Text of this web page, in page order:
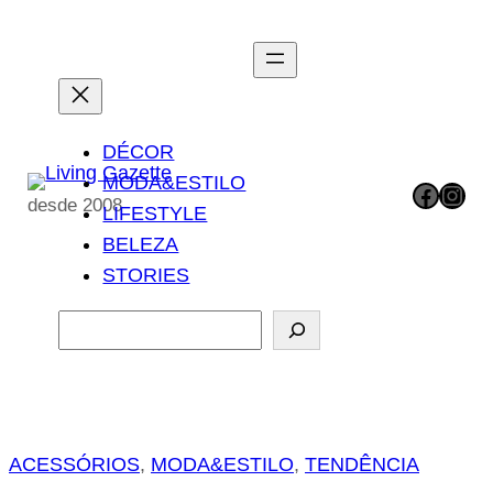
conteúdo
desde 2008
DÉCOR
MODA&ESTILO
LIFESTYLE
BELEZA
STORIES
e
Facebook Instagram
ACESSÓRIOS, MODA&ESTILO, TENDÊNCIA